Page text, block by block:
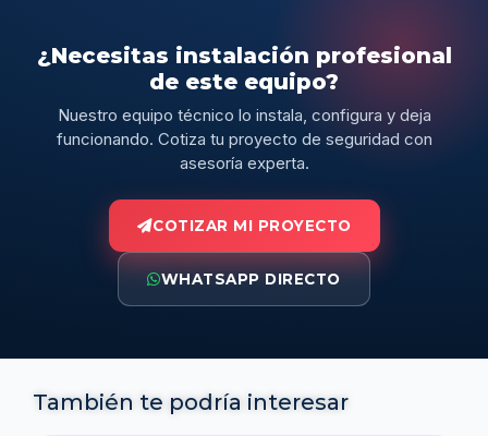
¿Necesitas instalación profesional
de este equipo?
Nuestro equipo técnico lo instala, configura y deja
funcionando. Cotiza tu proyecto de seguridad con
asesoría experta.
COTIZAR MI PROYECTO
WHATSAPP DIRECTO
También te podría interesar